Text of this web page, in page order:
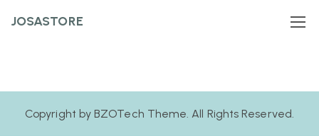
JOSASTORE
Copyright by BZOTech Theme. All Rights Reserved.